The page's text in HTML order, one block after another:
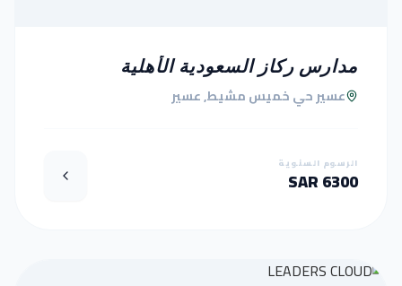
مدارس ركاز السعودية الأهلية
عسير حي خميس مشيط, عسير
الرسوم السنوية
6300 SAR